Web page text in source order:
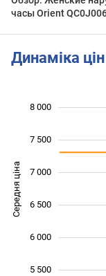
часы Orient
Динаміка
Середня ціна
5 500
6 000
6 500
7 000
7 500
8 000